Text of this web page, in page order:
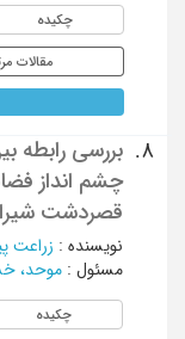
چکیده
مقالات
8.
بررسی رابطه
چشم انداز
قصردشت
نویسنده : زراعت
مسئول : موحد،
چکیده